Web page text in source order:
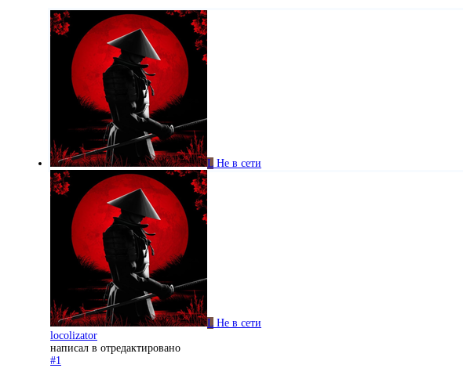
L Не в сети
L Не в сети
locolizator
написал в отредактировано
#1